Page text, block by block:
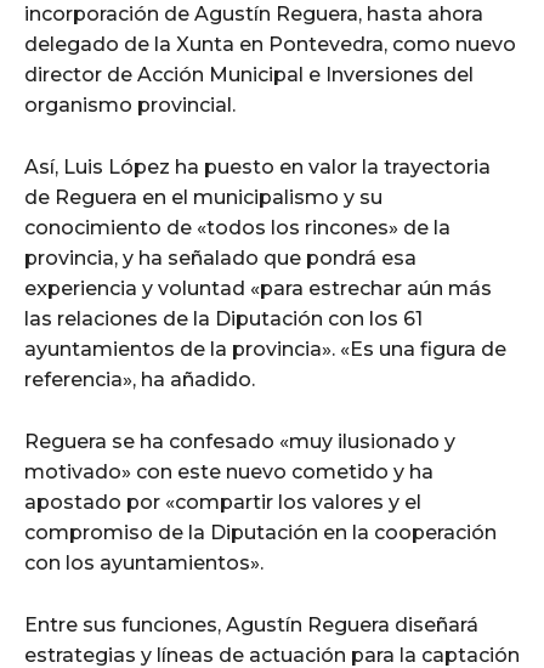
incorporación de Agustín Reguera, hasta ahora
delegado de la Xunta en Pontevedra, como nuevo
director de Acción Municipal e Inversiones del
organismo provincial.
Así, Luis López ha puesto en valor la trayectoria
de Reguera en el municipalismo y su
conocimiento de «todos los rincones» de la
provincia, y ha señalado que pondrá esa
experiencia y voluntad «para estrechar aún más
las relaciones de la Diputación con los 61
ayuntamientos de la provincia». «Es una figura de
referencia», ha añadido.
Reguera se ha confesado «muy ilusionado y
motivado» con este nuevo cometido y ha
apostado por «compartir los valores y el
compromiso de la Diputación en la cooperación
con los ayuntamientos».
Entre sus funciones, Agustín Reguera diseñará
estrategias y líneas de actuación para la captación